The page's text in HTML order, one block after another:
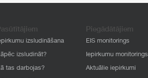
izsludināšana
izsludināt?
tas darbojas?
Piegādātājiem
EIS monitorings
Iepirkumu monitorings
Aktuālie iepirkumi